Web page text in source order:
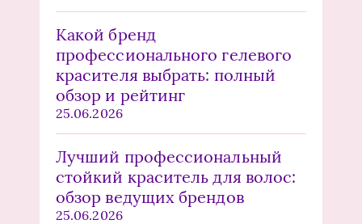
Какой бренд
профессионального гелевого
красителя выбрать: полный
обзор и рейтинг
25.06.2026
Лучший профессиональный
стойкий краситель для волос:
обзор ведущих брендов
25.06.2026